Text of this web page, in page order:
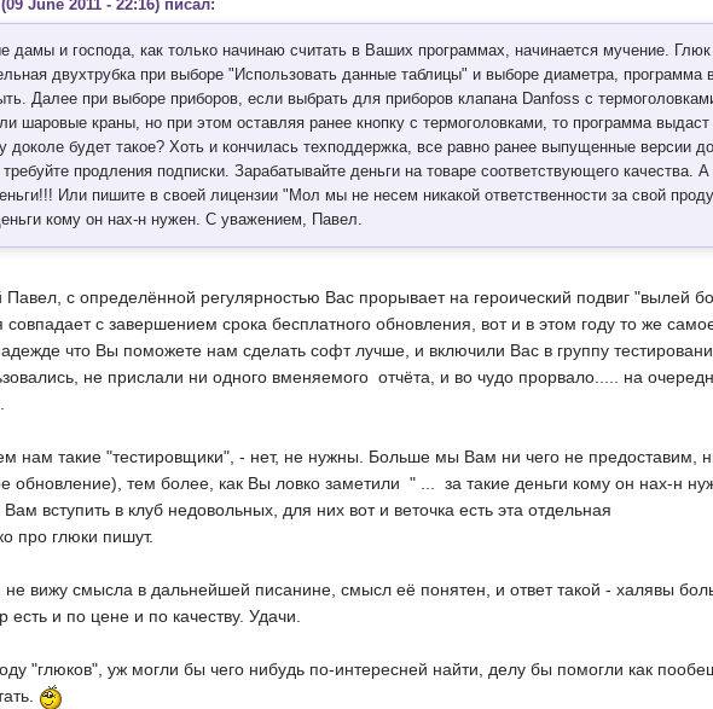
June 2011 - 22:16) писал:
дамы и господа, как только начинаю считать в Ваших программах, начинается мучение.
двухтрубка при выборе "Использовать данные таблицы" и выборе диаметра, программа
Далее при выборе приборов, если выбрать для приборов клапана Danfoss с
шаровые краны, но при этом оставляя ранее кнопку с термоголовками, то программа
доколе будет такое? Хоть и кончилась техподдержка, все равно ранее выпущенные версии
требуйте продления подписки. Зарабатывайте деньги на товаре соответствующего
Или пишите в своей лицензии "Мол мы не несем никакой ответственности за свой
кому он нах-н нужен. С уважением, Павел.
с определённой регулярностью Вас прорывает на героический подвиг "вылей
совпадает с завершением срока бесплатного обновления, вот и в этом году то же
что Вы поможете нам сделать софт лучше, и включили Вас в группу
не прислали ни одного вменяемого отчёта, и во чудо прорвало..... на
нам такие "тестировщики", - нет, не нужны. Больше мы Вам ни чего не предоставим,
обновление), тем более, как Вы ловко заметили " ... за такие деньги кому он нах-н
вступить в клуб недовольных, для них вот и веточка есть эта отдельная
про глюки пишут.
вижу смысла в дальнейшей писанине, смысл её понятен, и ответ такой - халявы
есть и по цене и по качеству. Удачи.
"глюков", уж могли бы чего нибудь по-интересней найти, делу бы помогли как